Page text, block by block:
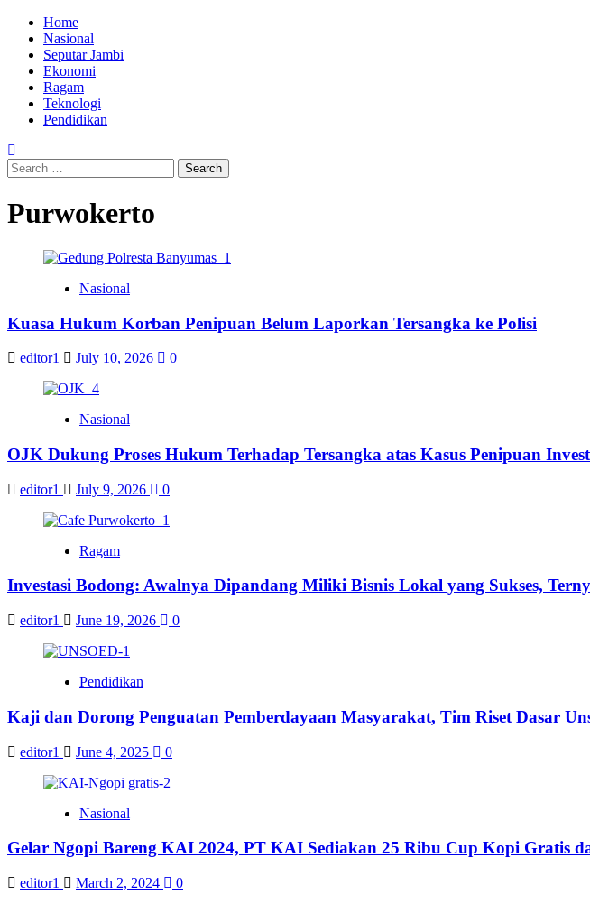
Skip
content
Primary
Menu
Home
Nasional
Seputar Jambi
Ekonomi
Ragam
Teknologi
Pendidikan
Search
for:
Purwokerto
Nasional
Kuasa Hukum Korban Penipuan Belum Laporkan Tersangka ke Polisi
editor1 July 10, 2026 0
Nasional
OJK Dukung Proses Hukum Terhadap Tersangka atas Kasus Penipuan
editor1 July 9, 2026 0
Ragam
Investasi Bodong: Awalnya Dipandang Miliki Bisnis Lokal yang Sukses,
editor1 June 19, 2026 0
Pendidikan
Kaji dan Dorong Penguatan Pemberdayaan Masyarakat, Tim Riset Dasar
editor1 June 4, 2025 0
Nasional
Gelar Ngopi Bareng KAI 2024, PT KAI Sediakan 25 Ribu Cup Kopi Gratis
editor1 March 2, 2024 0